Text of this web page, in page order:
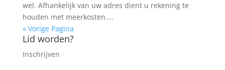
wel. Afhankelijk van uw adres dient u rekening te
houden met meerkosten....
« Vorige Pagina
Lid worden?
Inschrijven